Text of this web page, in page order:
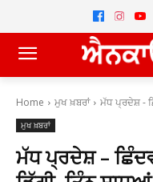
Home ਮੁਖ ਖ਼ਬਰਾਂ ਮੱਧ ਪ੍ਰਦੇਸ਼ -
ਮੁਖ ਖ਼ਬਰਾਂ
ਮੱਧ ਪ੍ਰਦੇਸ਼ –